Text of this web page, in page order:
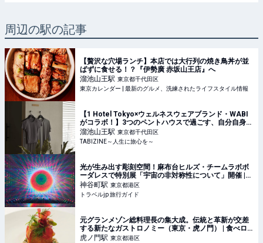
周辺の駅の記事
【贅沢な穴場ランチ】本店では大行列の焼き鳥丼が並
ばずに食せる！？『伊勢廣 赤坂山王店』へ
溜池山王駅 東京都千代田区
東京カレンダー | 最新のグルメ、洗練されたライフスタイル情報
【1 Hotel Tokyo×ウェルネスウェアブランド・WABI
がコラボ！】3つのペントハウスで過ごす、自分自身と
向き合う時間
溜池山王駅 東京都千代田区
TABIZINE～人生に旅心を～
光が生み出す彫刻空間！麻布台ヒルズ・チームラボボ
ーダレスで特別展「宇宙の非対称性について」開催 |
東京都 | トラベルjp 旅行ガイド
神谷町駅 東京都港区
トラベルjp 旅行ガイド
元グランメゾン総料理長の集大成。伝統と革新が交差
する新たなガストロノミー（東京・虎ノ門） | 食べロ
グマガジン
虎ノ門駅 東京都港区